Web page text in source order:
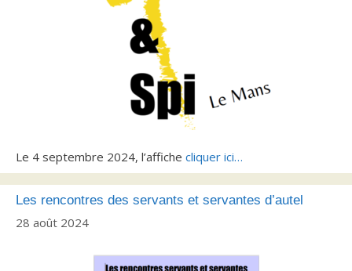
Le 4 septembre 2024, l’affiche cliquer ici…
Les rencontres des servants et servantes d’autel
28 août 2024